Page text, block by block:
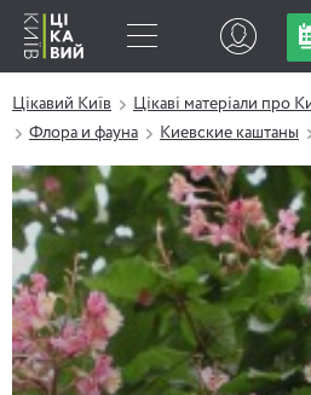
Цікавий Київ Цікаві матеріали про
Флора и фауна
Киевские каштаны